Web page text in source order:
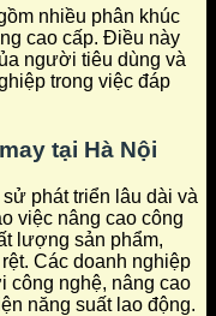
nhiều phân khúc
cao cấp. Điều này
người tiêu dùng và
trong việc đáp
tại Hà Nội
phát triển lâu dài và
việc nâng cao công
lượng sản phẩm,
Các doanh nghiệp
công nghệ, nâng cao
năng suất lao động.